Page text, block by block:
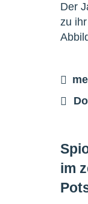
Der
zu
im